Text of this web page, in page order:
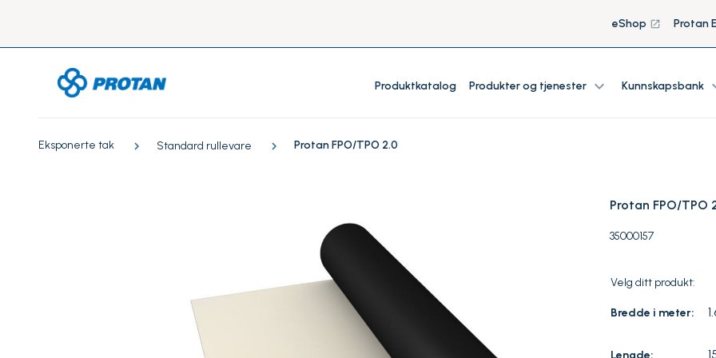
eShop launch Protan
Produktkatalog Produkter og tjenester expand_more Kunnskapsbank
Eksponerte tak Standard rullevare Protan FPO/TPO 2.0
Protan FPO/TPO
35000157
Velg ditt produkt:
Bredde i meter:
Lengde: